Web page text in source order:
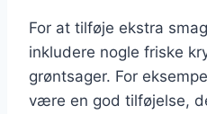
For at tilføje ekstra
inkludere nogle friske
grøntsager. For
være en god tilføjelse,